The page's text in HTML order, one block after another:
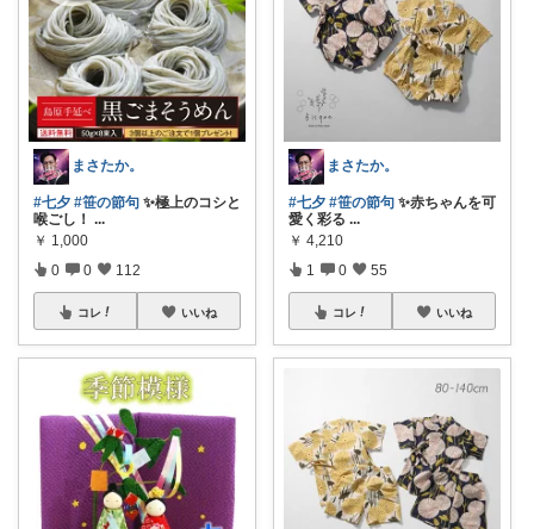
まさたか。
#七夕 #笹の節句 ✨極上のコシと
喉ごし！ ...
￥ 1,000
0 0 112
コレ いいね
まさたか。
#七夕 #笹の節句 ✨赤ちゃんを可
愛く彩る ...
￥ 4,210
1 0 55
コレ いいね